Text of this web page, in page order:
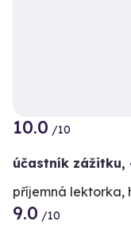
10.0 /10
účastník zážitku,
příjemná lektorka,
9.0 /10